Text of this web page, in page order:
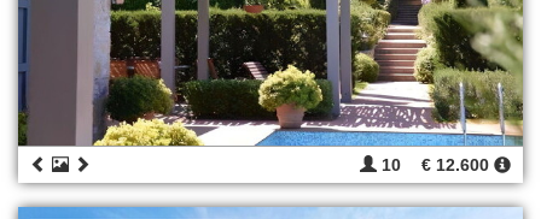
10 € 12.600